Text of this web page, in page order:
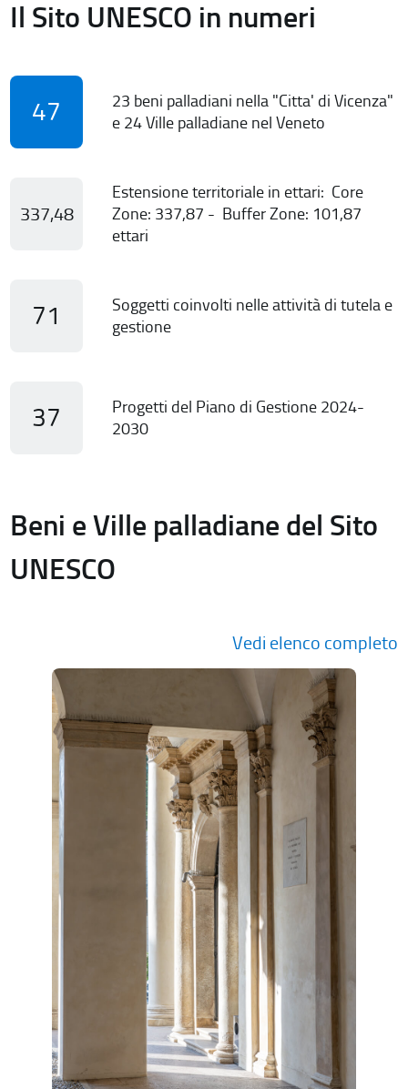
Il Sito UNESCO in numeri
47
23 beni palladiani nella "Citta' di Vicenza"
e 24 Ville palladiane nel Veneto
337,48
Estensione territoriale in ettari: Core
Zone: 337,87 - Buffer Zone: 101,87
ettari
71
Soggetti coinvolti nelle attività di tutela e
gestione
37
Progetti del Piano di Gestione 2024-
2030
Beni e Ville palladiane del Sito
UNESCO
Vedi elenco completo